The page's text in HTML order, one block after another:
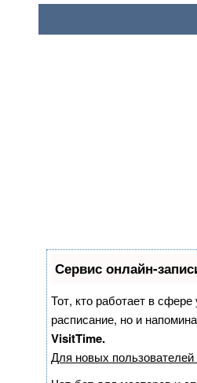
Сервис онлайн-
Тот, кто работает в
расписание, но и
VisitTime.
Для новых пользователей